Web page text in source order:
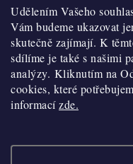
Udělením Vašeho
Vám budeme ukazovat
skutečně zajímají. K
sdílíme je také s našimi
analýzy. Kliknutím na
cookies, které
informacízde.
Obchodní podmínky
Hodnocení obchodu
Blog
Moje objednávka
Historie
Kontakty
O nákupu
Reklamace a vratky
Výdejní místa